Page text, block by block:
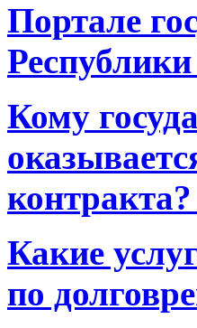
Портале
Кому
контракта?
Какие
по